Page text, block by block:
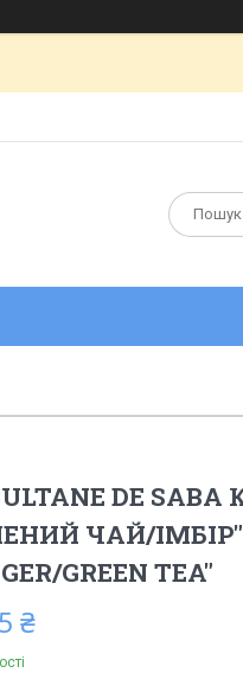
DE
ЧАЙ/ІМБІР"
GREEN TEA"
₴